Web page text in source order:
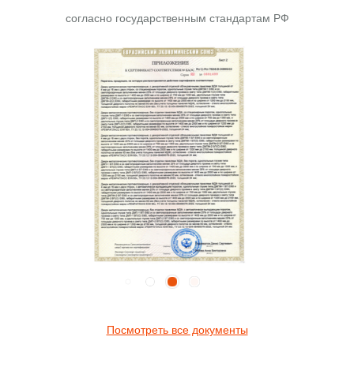
согласно государственным стандартам РФ
Посмотреть все документы